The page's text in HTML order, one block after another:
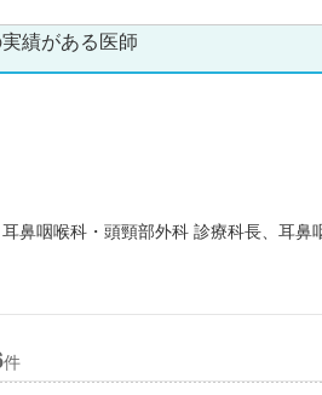
績がある医師
鼻咽喉科・頭頸部外科 診療科長、耳
件